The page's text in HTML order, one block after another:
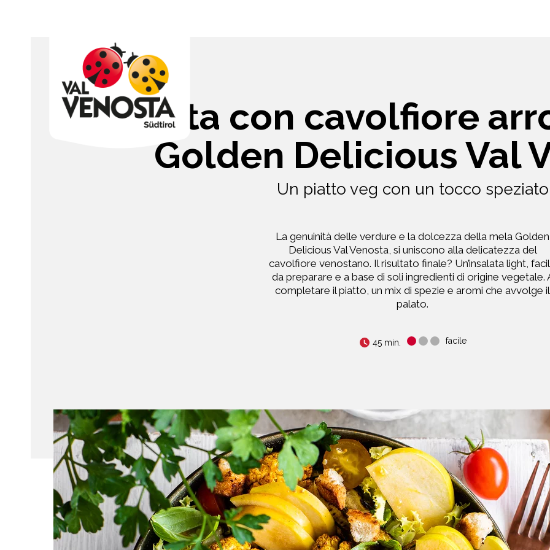
Insalata con cavolfiore
Golden Delicious Val
Un piatto veg con un tocco speziato
La genuinità delle verdure e la dolcezza della mela Golden
Delicious Val Venosta, si uniscono alla delicatezza del
cavolfiore venostano. Il risultato finale? Un’insalata light,
da preparare e a base di soli ingredienti di origine vegetale.
completare il piatto, un mix di spezie e aromi che avvolge il
palato.
45 min. facile